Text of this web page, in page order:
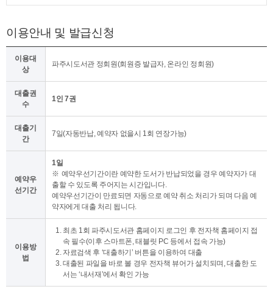
이용안내 및 발급신청
이용대
상
파주시도서관 정회원(회원증 발급자, 온라인 정회원)
대출권
수
1인 7권
대출기
간
7일(자동반납, 예약자 없을시 1회 연장가능)
예약우
선기간
1일
예약우선기간이란 예약한 도서가 반납되었을 경우 예약자가 대
출할 수 있도록 주어지는 시간입니다.
예약우선기간이 만료되면 자동으로 예약 취소 처리가 되며 다음 예
약자에게 대출 처리 됩니다.
이용방
법
최초 1회 파주시도서관 홈페이지 로그인 후 전자책 홈페이지 접
속 필수(이후 스마트폰, 태블릿 PC 등에서 접속 가능)
자료검색 후 ‘대출하기’ 버튼을 이용하여 대출
대출된 파일을 바로 볼 경우 전자책 뷰어가 설치되며, 대출한 도
서는 ‘내서재’에서 확인 가능